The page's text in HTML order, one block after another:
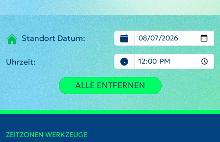
Standort Datum:
Uhrzeit:
ALLE ENTFERNEN
ZEITZONEN WERKZEUGE